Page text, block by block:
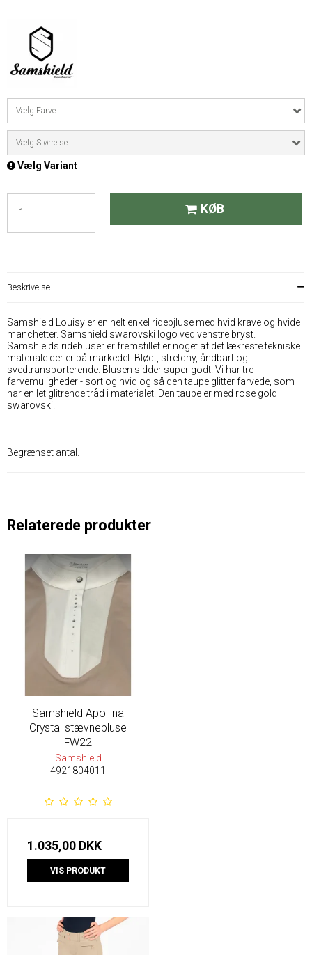
Vælg Farve
Vælg Størrelse
Vælg Variant
KØB
Beskrivelse
Samshield Louisy er en helt enkel ridebjluse med hvid krave og hvide
manchetter. Samshield swarovski logo ved venstre bryst.
Samshields ridebluser er fremstillet er noget af det lækreste tekniske
materiale der er på markedet. Blødt, stretchy, åndbart og
svedtransporterende. Blusen sidder super godt. Vi har tre
farvemuligheder - sort og hvid og så den taupe glitter farvede, som
har en let glitrende tråd i materialet. Den taupe er med rose gold
swarovski.
Begrænset antal.
Relaterede produkter
Samshield Apollina
Crystal stævnebluse
FW22
Samshield
4921804011
1.035,00 DKK
VIS PRODUKT